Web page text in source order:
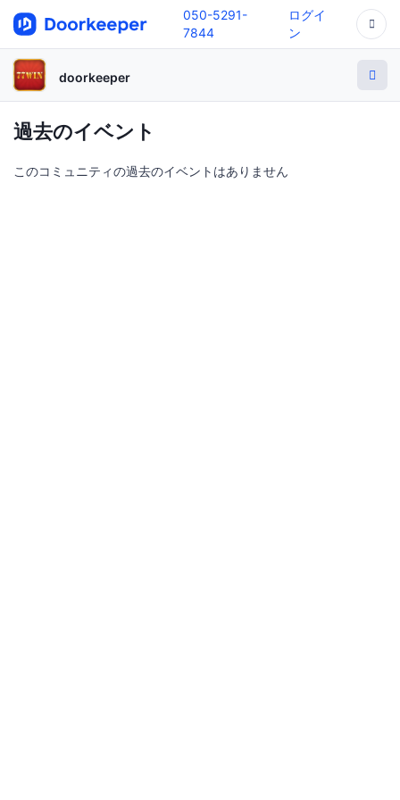
050-5291-
7844
ログイ
ン
doorkeeper
過去のイベント
このコミュニティの過去のイベントはありません